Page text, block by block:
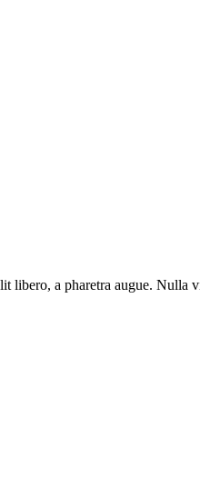
a pharetra augue. Nulla